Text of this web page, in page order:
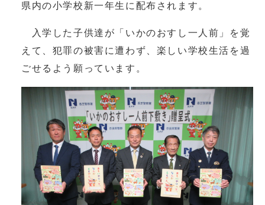
県内の小学校新一年生に配布されます。
入学した子供達が「いかのおすし一人前」を覚
えて、犯罪の被害に遭わず、楽しい学校生活を過
ごせるよう願っています。